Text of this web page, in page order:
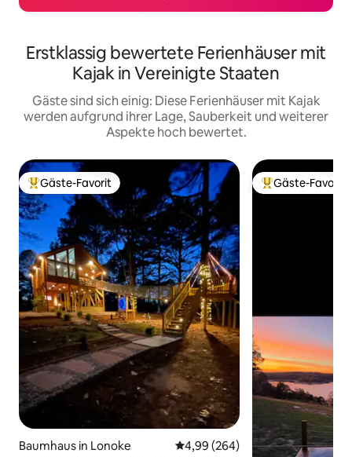
Erstklassig bewertete Ferienhäuser mit
Kajak in Vereinigte Staaten
Gäste sind sich einig: Diese Ferienhäuser mit Kajak
werden aufgrund ihrer Lage, Sauberkeit und weiterer
Aspekte hoch bewertet.
Beliebter Gäste-Favorit.
Gäste-Favorit
Baumhaus in Lonoke Durchschnittliche Bewertung:
4,99 (264)
Beliebter Gäste-
Gäste-Favorit